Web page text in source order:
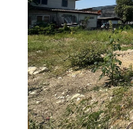
ติดต่อเรา